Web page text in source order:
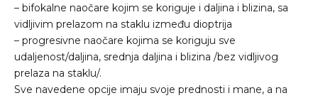
– bifokalne naočare kojim se koriguje i daljina i blizina, sa
vidljivim prelazom na staklu između dioptrija
– progresivne naočare kojima se koriguju sve
udaljenost/daljina, srednja daljina i blizina /bez vidljivog
prelaza na staklu/.
Sve navedene opcije imaju svoje prednosti i mane, a na